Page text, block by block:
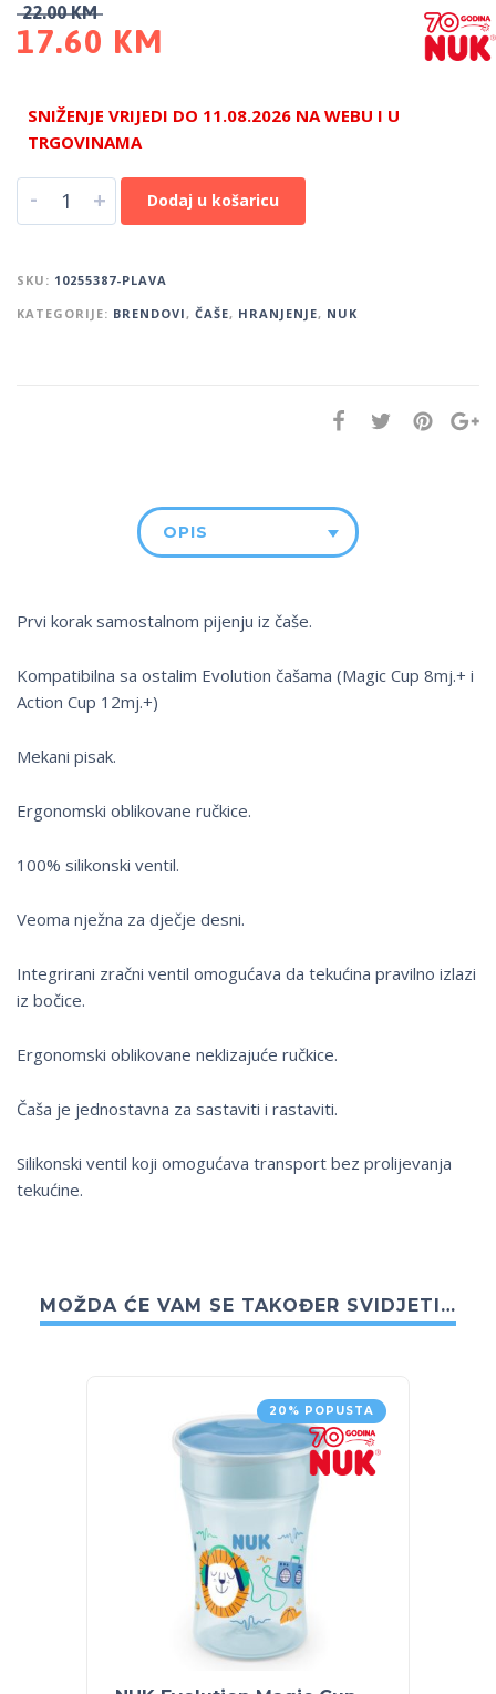
22.00KM
17.60 KM
SNIŽENJE VRIJEDI DO 11.08.2026 NA WEBU I U
TRGOVINAMA
- + Dodaj u košaricu
SKU: 10255387-PLAVA
KATEGORIJE: BRENDOVI, ČAŠE, HRANJENJE, NUK
OPIS
Prvi korak samostalnom pijenju iz čaše.
Kompatibilna sa ostalim Evolution čašama (Magic Cup 8mj.+ i
Action Cup 12mj.+)
Mekani pisak.
Ergonomski oblikovane ručkice.
100% silikonski ventil.
Veoma nježna za dječje desni.
Integrirani zračni ventil omogućava da tekućina pravilno izlazi
iz bočice.
Ergonomski oblikovane neklizajuće ručkice.
Čaša je jednostavna za sastaviti i rastaviti.
Silikonski ventil koji omogućava transport bez prolijevanja
tekućine.
MOŽDA ĆE VAM SE TAKOĐER SVIDJETI…
20% POPUSTA